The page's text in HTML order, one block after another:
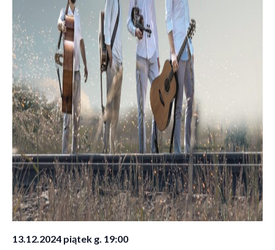
13.12.2024 piątek g. 19:00